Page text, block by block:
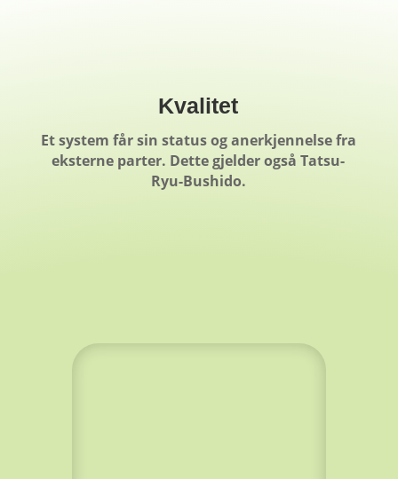
Kvalitet
Et system får sin status og anerkjennelse fra
eksterne parter. Dette gjelder også Tatsu-
Ryu-Bushido.